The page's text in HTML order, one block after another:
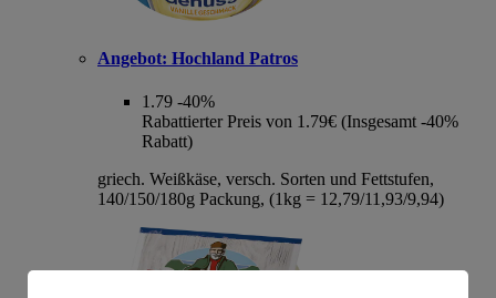
Angebot: Hochland Patros
1.79 -40%
Rabattierter Preis von 1.79€ (Insgesamt -40%
Rabatt)
griech. Weißkäse, versch. Sorten und Fettstufen,
140/150/180g Packung, (1kg = 12,79/11,93/9,94)